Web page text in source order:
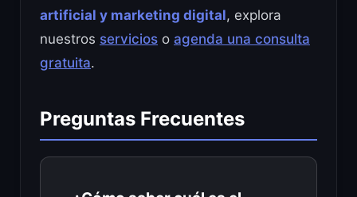
artificial y marketing digital, explora
nuestros servicios o agenda una consulta
gratuita.
Preguntas Frecuentes